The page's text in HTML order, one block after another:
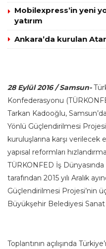
Mobilexpress’in yeni
yatırım
Ankara’da kurulan
28 Eylül 2016 / Samsun-
Konfederasyonu
Tarkan Kadooğlu,
Yönlü Güçlendirilmesi Projesi
kuruluşlarına karşı
yapısal reformları
TÜRKONFED İş
tarafından 2015 yılı Aralık
Güçlendirilmesi Projesi’nin
Büyükşehir Belediyesi
Toplantının açılışında